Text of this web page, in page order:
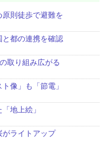
則徒歩で避難を
と都の連携を確認
取り組み広がる
像」も「節電」
地上絵」
がライトアップ